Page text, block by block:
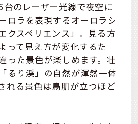
のレーザー光線で夜空に
ロラを表現するオーロラシ
クスペリエンス」。見る方
って見え方が変化するた
った景色が楽しめます。壮
るり渓」の自然が渾然一体
れる景色は鳥肌が立つほど